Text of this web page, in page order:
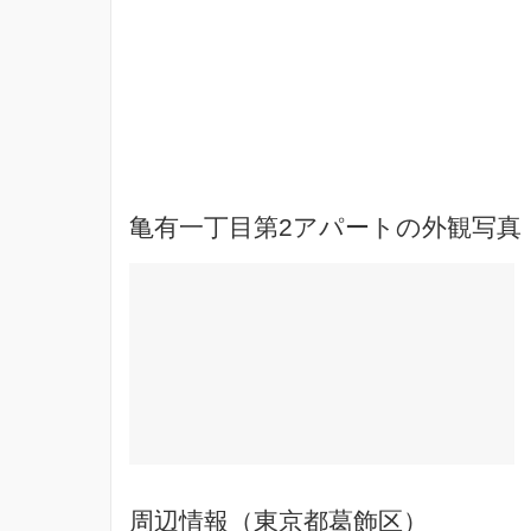
亀有一丁目第2アパートの外観写真
周辺情報（東京都葛飾区）